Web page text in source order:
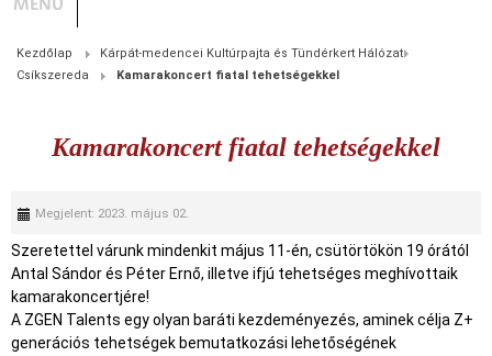
Kezdőlap
Kárpát-medencei Kultúrpajta és Tündérkert Hálózat
Csíkszereda
Kamarakoncert fiatal tehetségekkel
Kamarakoncert fiatal tehetségekkel
Megjelent: 2023. május 02.
Szeretettel várunk mindenkit május 11-én, csütörtökön 19 órától
Antal Sándor és Péter Ernő, illetve ifjú tehetséges meghívottaik
kamarakoncertjére!
A ZGEN Talents egy olyan baráti kezdeményezés, aminek célja Z+
generációs tehetségek bemutatkozási lehetőségének